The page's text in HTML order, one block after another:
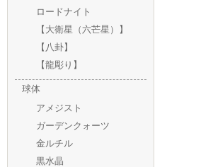
ロードナイト
【大衛星（六芒星）】
【八卦】
【龍彫り】
球体
アメジスト
ガーデンクォーツ
金ルチル
黒水晶